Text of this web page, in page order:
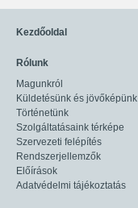
Kezdőoldal
Rólunk
Magunkról
Küldetésünk és jövőképünk
Történetünk
Szolgáltatásaink térképe
Szervezeti felépítés
Rendszerjellemzők
Előírások
Adatvédelmi tájékoztatás